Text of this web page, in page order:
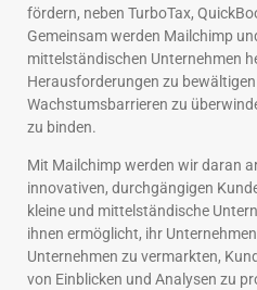
fördern, neben TurboTax,
Gemeinsam werden Mailchimp
mittelständischen Unternehmen
Herausforderungen zu
Wachstumsbarrieren zu
zu binden.
Mit Mailchimp werden wir daran
innovativen, durchgängigen
kleine und mittelständische
ihnen ermöglicht, ihr
Unternehmen zu vermarkten,
von Einblicken und Analysen zu